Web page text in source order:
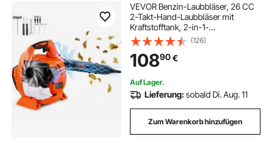
VEVOR Benzin-Laubbläser, 26 CC
2-Takt-Hand-Laubbläser mit
Kraftstofftank, 2-in-1-
Benzingebläse, 425 CFM
Luftvolumen, 156 MPH
Geschwindigkeit, ideal für
Rasenpflege, Laubreinigung und
Schneeräumung
(126)
10890€
Auf Lager.
Lieferung:sobald Di. Aug. 11
Zum Warenkorb hinzufügen